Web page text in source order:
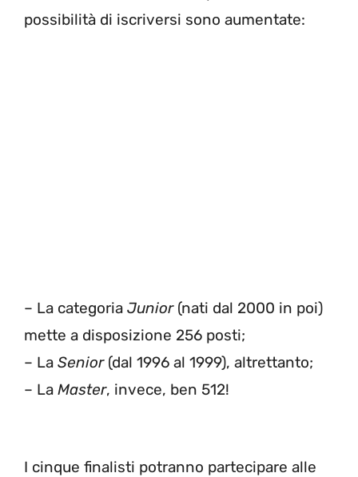
possibilità di iscriversi sono aumentate:
– La categoria Junior(nati dal 2000 in poi)
mette a disposizione 256 posti;
– La Senior(dal 1996 al 1999), altrettanto;
– La Master, invece, ben 512!
I cinque finalisti potranno partecipare alle